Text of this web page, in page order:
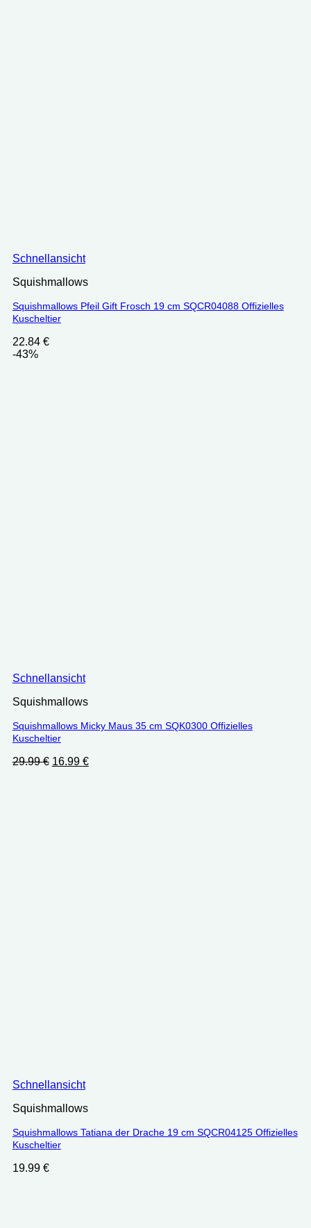
Schnellansicht
Squishmallows
Squishmallows Pfeil Gift Frosch 19 cm SQCR04088 Offizielles
Kuscheltier
22.84 €
-43%
Schnellansicht
Squishmallows
Squishmallows Micky Maus 35 cm SQK0300 Offizielles
Kuscheltier
29.99€ Ursprünglicher
16.99 €Aktueller
Schnellansicht
Squishmallows
Squishmallows Tatiana der Drache 19 cm SQCR04125 Offizielles
Kuscheltier
19.99 €